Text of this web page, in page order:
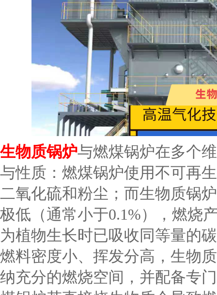
生物质锅炉与燃煤锅炉在多个
与性质：燃煤锅炉使用不可再
二氧化硫和粉尘；而生物质锅
极低（通常小于0.1%），燃烧
为植物生长时已吸收同等量的
燃料密度小、挥发分高，生物
纳充分的燃烧空间，并配备专